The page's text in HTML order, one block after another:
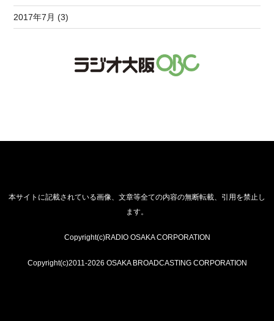
2017年7月 (3)
本サイトに記載されている画像、文章等全ての内容の無断転載、引用を禁止し
ます。
Copyright(c)RADIO OSAKA CORPORATION
Copyright(c)2011-2026 OSAKA BROADCASTING CORPORATION